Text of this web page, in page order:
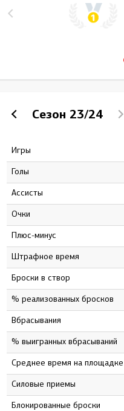
Сезон 23/24
Игры
Голы
Ассисты
Очки
Плюс-минус
штрафное время
Броски в створ
% реализованных бросков
Вбрасывания
% выигранных вбрасываний
Среднее время на площадке
Силовые приемы
Блокированные броски